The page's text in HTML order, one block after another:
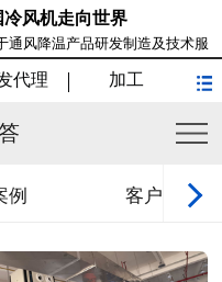
冷风机走向世界
通风降温产品研发制造及技术服
代理 加工
例 客户见证